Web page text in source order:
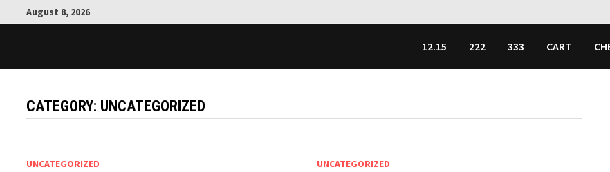
to
August 8, 2026
12.15 222 333 CART
CATEGORY: UNCATEGORIZED
UNCATEGORIZED UNCATEGORIZED